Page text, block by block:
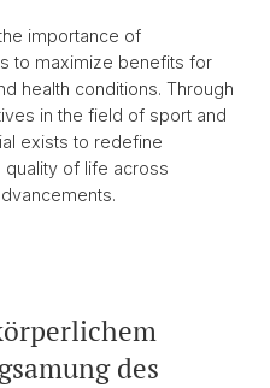
importance of
to maximize benefits for
health conditions. Through
in the field of sport and
exists to redefine
of life across
des